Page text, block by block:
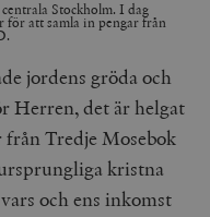
Stockholm. I dag
för att samla in pengar från
jordens gröda och
Herren, det är helgat
Tredje Mosebok
kristna
och ens inkomst